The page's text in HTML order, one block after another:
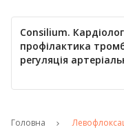
Consilium.
профілактика
регуляція
Головна